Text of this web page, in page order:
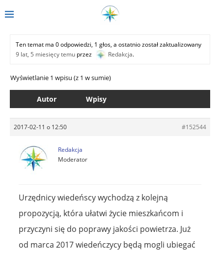
Ten temat ma 0 odpowiedzi, 1 głos, a ostatnio został zaktualizowany
9 lat, 5 miesięcy temu przez Redakcja.
Wyświetlanie 1 wpisu (z 1 w sumie)
Autor Wpisy
2017-02-11 o 12:50 #152544
Redakcja
Moderator
Urzędnicy wiedeńscy wychodzą z kolejną
propozycją, która ułatwi życie mieszkańcom i
przyczyni się do poprawy jakości powietrza. Już
od marca 2017 wiedeńczycy będą mogli ubiegać